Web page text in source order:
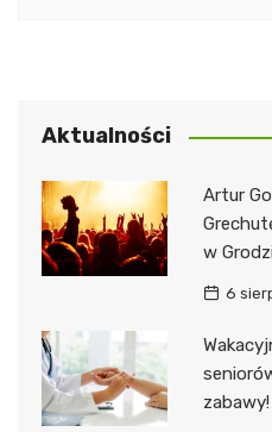
Aktualności
Artur
w
6
zabawy!